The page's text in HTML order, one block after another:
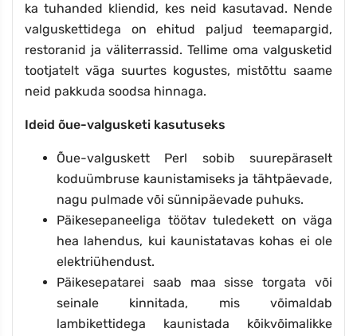
ka tuhanded kliendid, kes neid kasutavad. Nende
valguskettidega on ehitud paljud teemapargid,
restoranid ja väliterrassid. Tellime oma valgusketid
tootjatelt väga suurtes kogustes, mistõttu saame
neid pakkuda soodsa hinnaga.
Ideid õue-valgusketi kasutuseks
Õue-valguskett Perl sobib suurepäraselt
koduümbruse kaunistamiseks ja tähtpäevade,
nagu pulmade või sünnipäevade puhuks.
Päikesepaneeliga töötav tuledekett on väga
hea lahendus, kui kaunistatavas kohas ei ole
elektriühendust.
Päikesepatarei saab maa sisse torgata või
seinale kinnitada, mis võimaldab
lambikettidega kaunistada kõikvõimalikke